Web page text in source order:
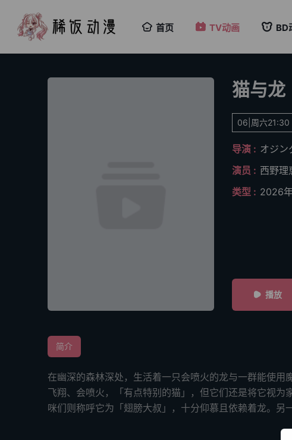
首页 TV动画 BD
猫与龙
06|周六21:30
导演 : オジン
演员 : 西野理
类型 : 2026
播放
简介
在幽深的森林深处，生活着一只会喷火的龙与一群能使
飞翔、会喷火，「有点特别的猫」，但它们还是将它视
咪们则称呼它为「翅膀大叔」，十分仰慕且依赖着龙。